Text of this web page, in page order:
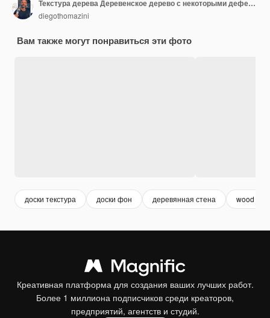
Текстура дерева Деревенское дерево с некоторыми дефектами Вид сверху
diegothomazini
Вам также могут понравиться эти фото
доски текстура доски фон деревянная стена wood
Креативная платформа для создания ваших лучших работ.
Более 1 миллиона подписчиков среди креаторов,
предприятий, агентств и студий.